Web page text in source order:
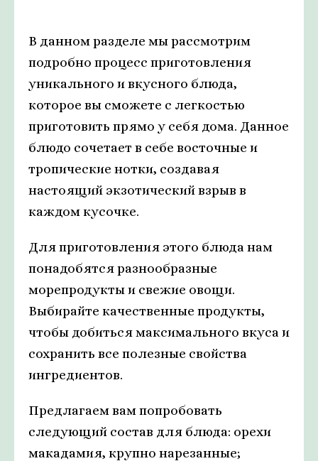
В данном разделе мы рассмотрим
подробно процесс приготовления
уникального и вкусного блюда,
которое вы сможете с легкостью
приготовить прямо у себя дома. Данное
блюдо сочетает в себе восточные и
тропические нотки, создавая
настоящий экзотический взрыв в
каждом кусочке.
Для приготовления этого блюда нам
понадобятся разнообразные
морепродукты и свежие овощи.
Выбирайте качественные продукты,
чтобы добиться максимального вкуса и
сохранить все полезные свойства
ингредиентов.
Предлагаем вам попробовать
следующий состав для блюда: орехи
макадамия, крупно нарезанные;